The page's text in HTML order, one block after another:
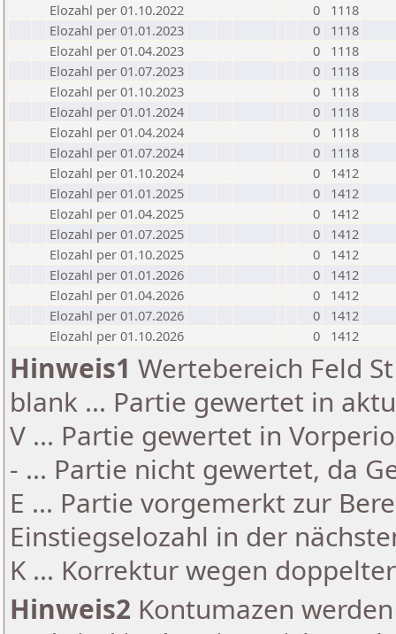
Elozahl per 01.10.2022
0
1118
Elozahl per 01.01.2023
0
1118
Elozahl per 01.04.2023
0
1118
Elozahl per 01.07.2023
0
1118
Elozahl per 01.10.2023
0
1118
Elozahl per 01.01.2024
0
1118
Elozahl per 01.04.2024
0
1118
Elozahl per 01.07.2024
0
1118
Elozahl per 01.10.2024
0
1412
Elozahl per 01.01.2025
0
1412
Elozahl per 01.04.2025
0
1412
Elozahl per 01.07.2025
0
1412
Elozahl per 01.10.2025
0
1412
Elozahl per 01.01.2026
0
1412
Elozahl per 01.04.2026
0
1412
Elozahl per 01.07.2026
0
1412
Elozahl per 01.10.2026
0 1412
Hinweis1 Wertebereich Feld
blank ... Partie gewertet in
V ... Partie gewertet in
- ... Partie nicht gewertet, da
E ... Partie vorgemerkt zur
Einstiegselozahl in der
K ... Korrektur wegen
Hinweis2 Kontumazen